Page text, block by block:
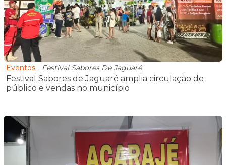
Eventos - Festival Sabores De Jaguaré
Festival Sabores de Jaguaré amplia circulação de
público e vendas no município